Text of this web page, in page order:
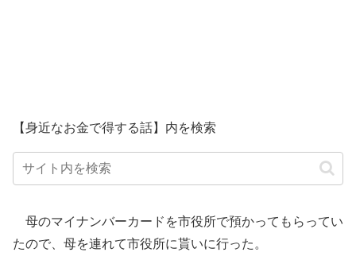
【身近なお金で得する話】内を検索
母のマイナンバーカードを市役所で預かってもらってい
たので、母を連れて市役所に貰いに行った。